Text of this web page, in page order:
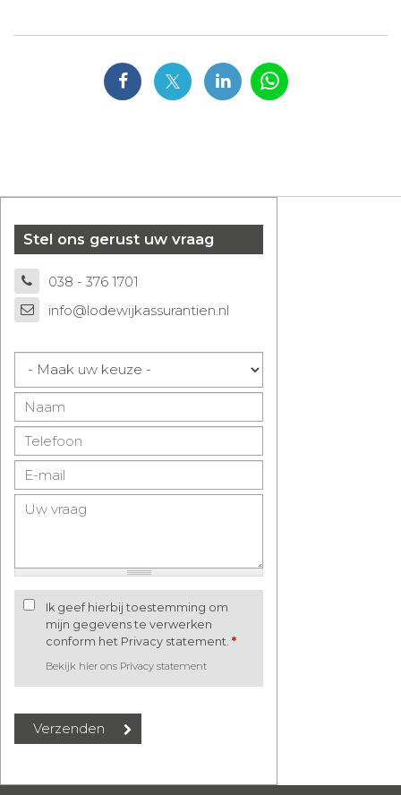
Stel ons gerust uw vraag
038 - 376 1701
info@lodewijkassurantien.nl
Ik geef hierbij toestemming om
mijn gegevens te verwerken
conform het Privacy statement. *
Bekijk hier ons Privacy statement